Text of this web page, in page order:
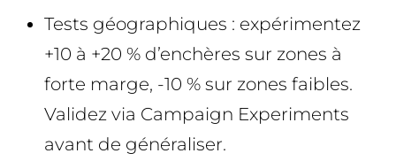
Tests géographiques : expérimentez
+10 à +20 % d’enchères sur zones à
forte marge, -10 % sur zones faibles.
Validez via Campaign Experiments
avant de généraliser.